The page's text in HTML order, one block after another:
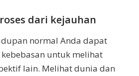
dari kejauhan
normal Anda dapat
untuk melihat
lain. Melihat dunia dan